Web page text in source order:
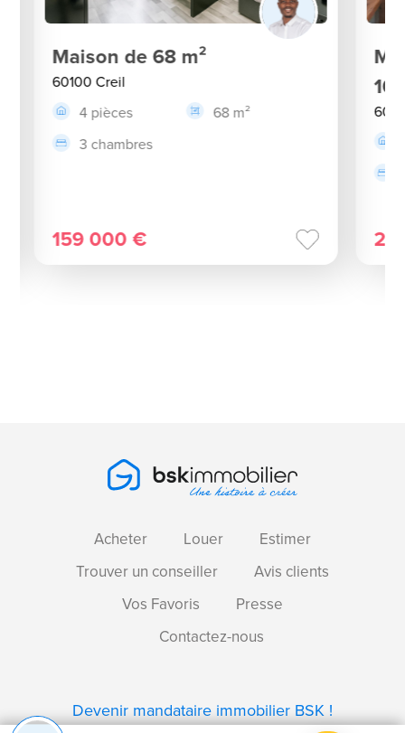
Maison de 68 m²
60100 Creil
4 pièces
68 m²
3 chambres
159 000 €
Acheter Louer
Estimer
Trouver un conseiller
Avis clients
Vos Favoris
Presse
Contactez-nous
Devenir mandataire immobilier BSK !